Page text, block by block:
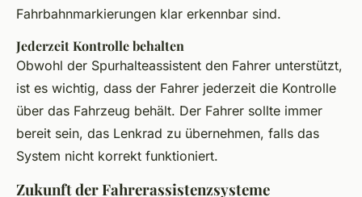
Fahrbahnmarkierungen klar erkennbar sind.
Jederzeit Kontrolle behalten
Obwohl der Spurhalteassistent den Fahrer unterstützt,
ist es wichtig, dass der Fahrer jederzeit die Kontrolle
über das Fahrzeug behält. Der Fahrer sollte immer
bereit sein, das Lenkrad zu übernehmen, falls das
System nicht korrekt funktioniert.
Zukunft der Fahrerassistenzsysteme